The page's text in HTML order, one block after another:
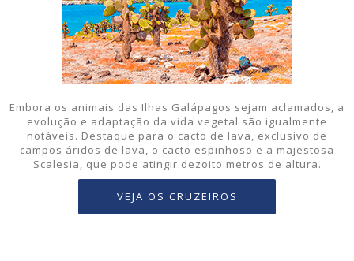
Embora os animais das Ilhas Galápagos sejam aclamados, a
evolução e adaptação da vida vegetal são igualmente
notáveis. Destaque para o cacto de lava, exclusivo de
campos áridos de lava, o cacto espinhoso e a majestosa
Scalesia, que pode atingir dezoito metros de altura.
VEJA OS CRUZEIROS